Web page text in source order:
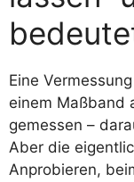
Eine
einem Maßband
gemessen –
Aber die
Anprobieren,